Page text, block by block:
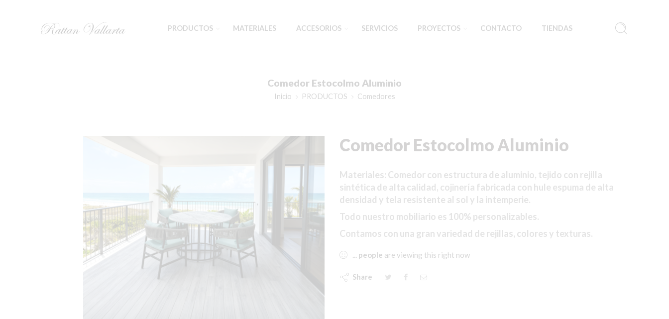
PRODUCTOS MATERIALES ACCESORIOS SERVICIOS PROYECTOS CONTACTO TIENDAS
Comedor Estocolmo Aluminio
Inicio PRODUCTOS Comedores
Comedor Estocolmo Aluminio
Materiales: Comedor con estructura de aluminio, tejido con rejilla
sintética de alta calidad, cojinería fabricada con hule espuma de alta
densidad y tela resistente al sol y la intemperie.
Todo nuestro mobiliario es 100% personalizables.
Contamos con una gran variedad de rejillas, colores y texturas.
... people are viewing this right now
Share